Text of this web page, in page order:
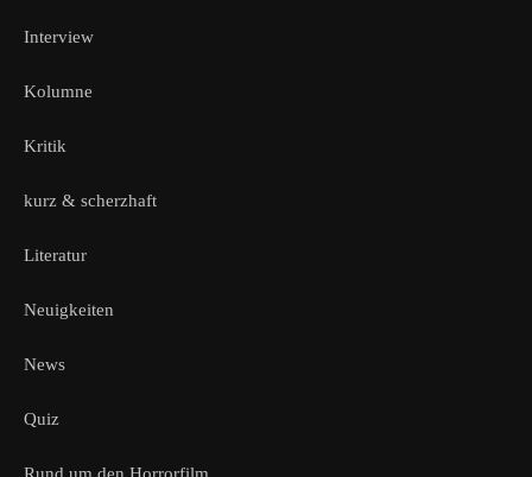
Interview
Kolumne
Kritik
kurz & scherzhaft
Literatur
Neuigkeiten
News
Quiz
Rund um den Horrorfilm